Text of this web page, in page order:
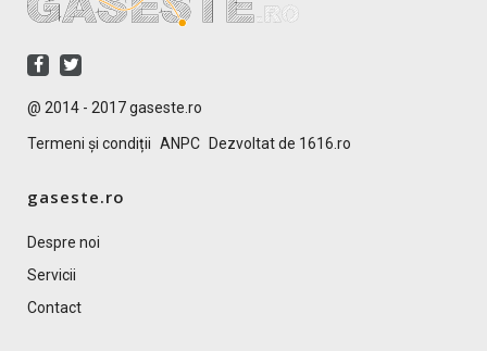
@ 2014 - 2017 gaseste.ro
Termeni și condiții ANPC Dezvoltat de 1616.ro
gaseste.ro
Despre noi
Servicii
Contact